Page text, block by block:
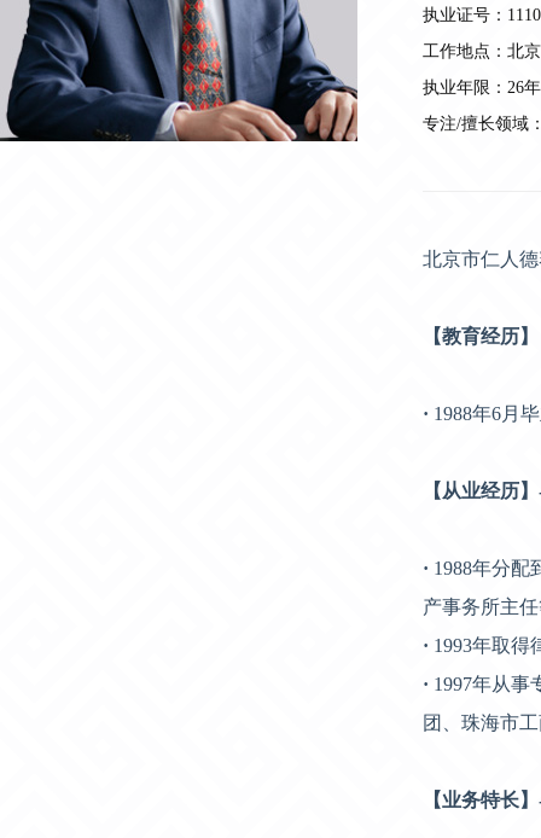
执业证号：
工作地点：北京
执业年限：26年
专注/擅长领域
北京市仁人
【教育经历】
· 1988年6月
【从业经历
· 1988年分配
产事务所主
· 1993年取得
· 1997年从事
团、珠海市
【业务特长】